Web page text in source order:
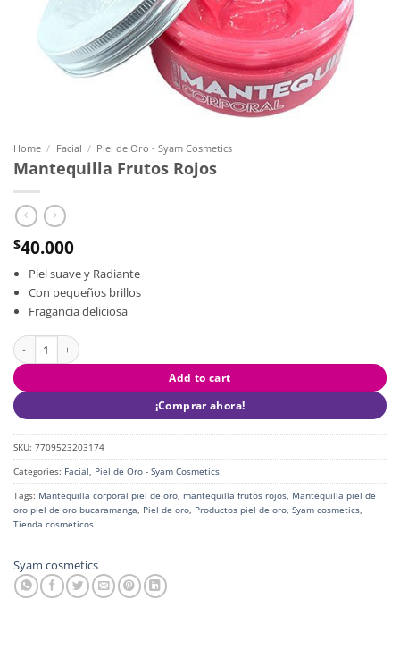
Home / Facial / Piel de Oro - Syam Cosmetics
Mantequilla Frutos Rojos
$40.000
Piel suave y Radiante
Con pequeños brillos
Fragancia deliciosa
Mantequilla Frutos Rojos quantity
Add to cart
¡Comprar ahora!
SKU: 7709523203174
Categories: Facial, Piel de Oro - Syam Cosmetics
Tags: Mantequilla corporal piel de oro, mantequilla frutos rojos, Mantequilla piel de
oro piel de oro bucaramanga, Piel de oro, Productos piel de oro, Syam cosmetics,
Tienda cosmeticos
Syam cosmetics